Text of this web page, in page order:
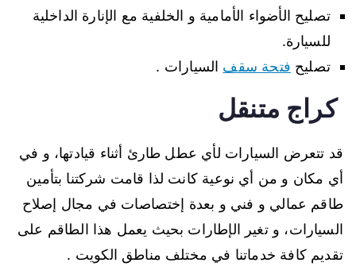
تصليح الأضواء الأمامية و الخلفية مع الإنارة الداخلية
للسيارة.
تصليح فتحة سقف السيارات .
كراج متنقل
قد تتعرض السيارات لأي عطل طارئ أثناء قيادتها، و في
أي مكان و من أي نوعية كانت لذا قامت شركتنا بتأمين
طاقم عمالي و فني و بعدة إختصاصات في مجال إصلاح
السيارات، و تغير الإطارات بحيث يعمل هذا الطاقم على
تقديم كافة خدماتنا في مختلف مناطق الكويت .